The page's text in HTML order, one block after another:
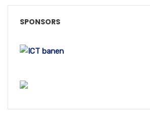
SPONSORS